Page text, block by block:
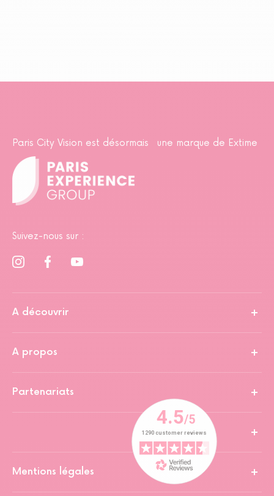
Paris City Vision est désormais une marque de Extime
Suivez-nous sur :
A découvrir
A propos
Partenariats
Mentions légales